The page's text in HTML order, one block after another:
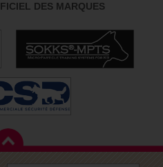
DES MARQUES